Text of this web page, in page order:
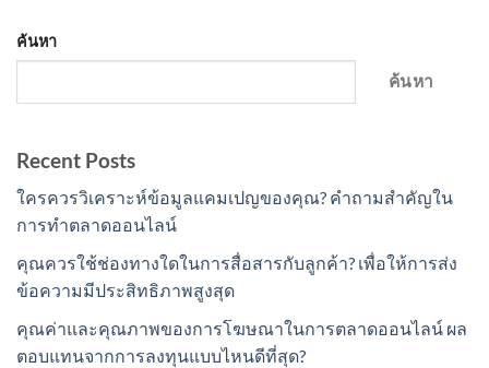
ค้นหา
ค้นหา
Recent Posts
ใครควรวิเคราะห์ข้อมูลแคมเปญของคุณ? คำถามสำคัญใน
การทำตลาดออนไลน์
คุณควรใช้ช่องทางใดในการสื่อสารกับลูกค้า? เพื่อให้การส่ง
ข้อความมีประสิทธิภาพสูงสุด
คุณค่าและคุณภาพของการโฆษณาในการตลาดออนไลน์ ผล
ตอบแทนจากการลงทุนแบบไหนดีที่สุด?